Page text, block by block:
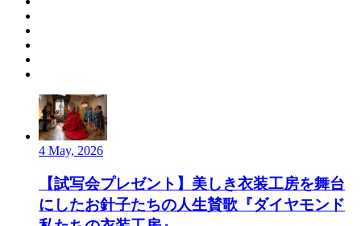
4 May, 2026
【試写会プレゼント】美しき衣装工房を舞台
にしたお針子たちの人生賛歌『ダイヤモンド